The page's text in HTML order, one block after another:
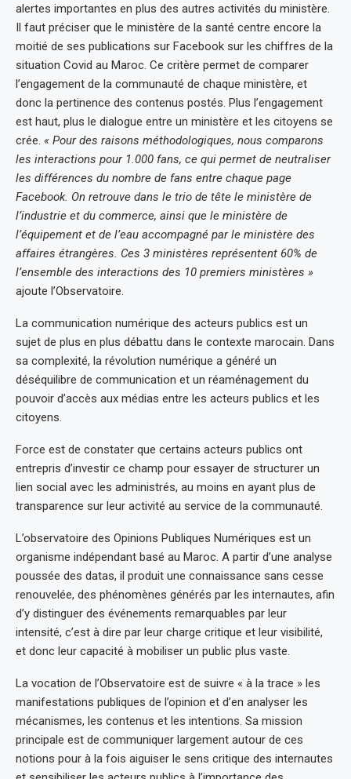
alertes importantes en plus des autres activités du ministère.
Il faut préciser que le ministère de la santé centre encore la
moitié de ses publications sur Facebook sur les chiffres de la
situation Covid au Maroc. Ce critère permet de comparer
l’engagement de la communauté de chaque ministère, et
donc la pertinence des contenus postés. Plus l’engagement
est haut, plus le dialogue entre un ministère et les citoyens se
crée. « Pour des raisons méthodologiques, nous comparons
les interactions pour 1.000 fans, ce qui permet de neutraliser
les différences du nombre de fans entre chaque page
Facebook. On retrouve dans le trio de tête le ministère de
l’industrie et du commerce, ainsi que le ministère de
l’équipement et de l’eau accompagné par le ministère des
affaires étrangères. Ces 3 ministères représentent 60% de
l’ensemble des interactions des 10 premiers ministères »
ajoute l’Observatoire.
La communication numérique des acteurs publics est un
sujet de plus en plus débattu dans le contexte marocain. Dans
sa complexité, la révolution numérique a généré un
déséquilibre de communication et un réaménagement du
pouvoir d’accès aux médias entre les acteurs publics et les
citoyens.
Force est de constater que certains acteurs publics ont
entrepris d’investir ce champ pour essayer de structurer un
lien social avec les administrés, au moins en ayant plus de
transparence sur leur activité au service de la communauté.
L’observatoire des Opinions Publiques Numériques est un
organisme indépendant basé au Maroc. A partir d’une analyse
poussée des datas, il produit une connaissance sans cesse
renouvelée, des phénomènes générés par les internautes, afin
d’y distinguer des événements remarquables par leur
intensité, c’est à dire par leur charge critique et leur visibilité,
et donc leur capacité à mobiliser un public plus vaste.
La vocation de l’Observatoire est de suivre « à la trace » les
manifestations publiques de l’opinion et d’en analyser les
mécanismes, les contenus et les intentions. Sa mission
principale est de communiquer largement autour de ces
notions pour à la fois aiguiser le sens critique des internautes